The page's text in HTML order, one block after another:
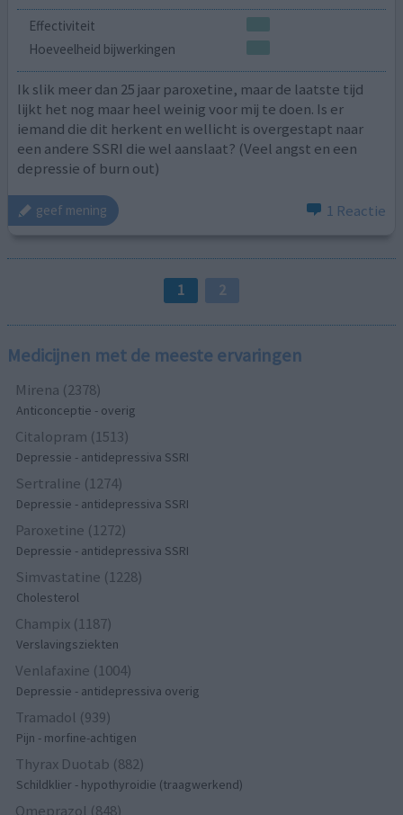
Effectiviteit
Hoeveelheid bijwerkingen
Ik slik meer dan 25 jaar paroxetine, maar de laatste tijd
lijkt het nog maar heel weinig voor mij te doen. Is er
iemand die dit herkent en wellicht is overgestapt naar
een andere SSRI die wel aanslaat? (Veel angst en een
depressie of burn out)
geef mening 1 Reactie
1 2
Medicijnen met de meeste ervaringen
Mirena (2378)
Anticonceptie - overig
Citalopram (1513)
Depressie - antidepressiva SSRI
Sertraline (1274)
Depressie - antidepressiva SSRI
Paroxetine (1272)
Depressie - antidepressiva SSRI
Simvastatine (1228)
Cholesterol
Champix (1187)
Verslavingsziekten
Venlafaxine (1004)
Depressie - antidepressiva overig
Tramadol (939)
Pijn - morfine-achtigen
Thyrax Duotab (882)
Schildklier - hypothyroidie (traagwerkend)
Omeprazol (848)